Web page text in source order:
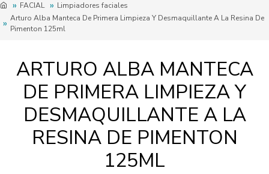
FACIAL
Limpiadores faciales
Arturo Alba Manteca De Primera Limpieza Y Desmaquillante A La Resina De
Pimenton 125ml
ARTURO ALBA MANTECA
DE PRIMERA LIMPIEZA Y
DESMAQUILLANTE A LA
RESINA DE PIMENTON
125ML